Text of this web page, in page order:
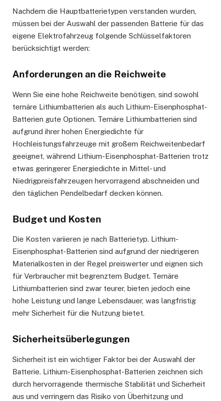
Nachdem die Hauptbatterietypen verstanden wurden,
müssen bei der Auswahl der passenden Batterie für das
eigene Elektrofahrzeug folgende Schlüsselfaktoren
berücksichtigt werden:
Anforderungen an die Reichweite
Wenn Sie eine hohe Reichweite benötigen, sind sowohl
ternäre Lithiumbatterien als auch Lithium-Eisenphosphat-
Batterien gute Optionen. Ternäre Lithiumbatterien sind
aufgrund ihrer hohen Energiedichte für
Hochleistungsfahrzeuge mit großem Reichweitenbedarf
geeignet, während Lithium-Eisenphosphat-Batterien trotz
etwas geringerer Energiedichte in Mittel- und
Niedrigpreisfahrzeugen hervorragend abschneiden und
den täglichen Pendelbedarf decken können.
Budget und Kosten
Die Kosten variieren je nach Batterietyp. Lithium-
Eisenphosphat-Batterien sind aufgrund der niedrigeren
Materialkosten in der Regel preiswerter und eignen sich
für Verbraucher mit begrenztem Budget. Ternäre
Lithiumbatterien sind zwar teurer, bieten jedoch eine
hohe Leistung und lange Lebensdauer, was langfristig
mehr Sicherheit für die Nutzung bietet.
Sicherheitsüberlegungen
Sicherheit ist ein wichtiger Faktor bei der Auswahl der
Batterie. Lithium-Eisenphosphat-Batterien zeichnen sich
durch hervorragende thermische Stabilität und Sicherheit
aus und verringern das Risiko von Überhitzung und